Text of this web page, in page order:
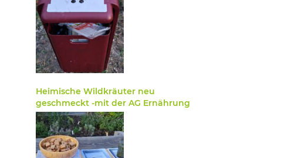
Heimische Wildkräuter neu
geschmeckt -mit der AG Ernährung